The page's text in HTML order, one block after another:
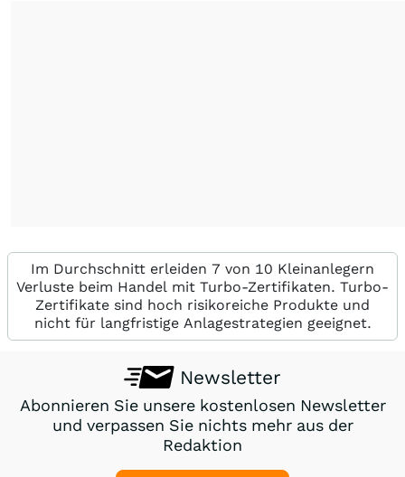
Im Durchschnitt erleiden 7 von 10 Kleinanlegern
Verluste beim Handel mit Turbo-Zertifikaten. Turbo-
Zertifikate sind hoch risikoreiche Produkte und
nicht für langfristige Anlagestrategien geeignet.
Newsletter
Abonnieren Sie unsere kostenlosen Newsletter
und verpassen Sie nichts mehr aus der
Redaktion